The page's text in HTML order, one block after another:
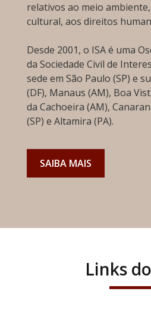
relativos ao meio
cultural, aos direitos
Desde 2001, o ISA é uma
da Sociedade Civil de
sede em São Paulo (SP) e
(DF), Manaus (AM), Boa
da Cachoeira (AM),
(SP) e Altamira (PA).
SAIBA MAIS
Links